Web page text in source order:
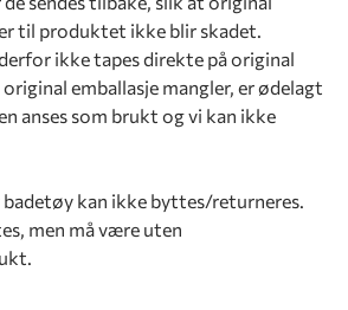
til produktet ikke blir skadet.
ikke tapes direkte på original
emballasje mangler, er ødelagt
anses som brukt og vi kan ikke
kan ikke byttes/returneres.
men må være uten